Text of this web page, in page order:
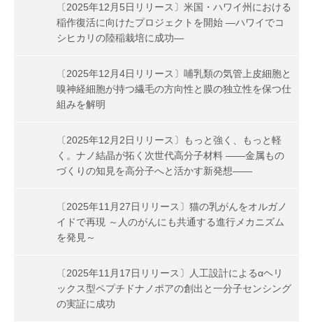
〔2025年12月5日リリース〕米国・ハワイ州における
稲作復活に向けたプロジェクトを開始 —ハワイでコ
シヒカリの陸稲栽培に成功—
〔2025年12月4日リリース〕哺乳類の気管上皮細胞と
嗅神経細胞が持つ繊毛の方向性と膜の独立性を保つ仕
組みを解明
〔2025年12月2日リリース〕もっと強く、もっと軽
く。ナノ結晶が拓く次世代高分子材料 ――金属もの
づくりの知見を高分子へと活かす新発想――
〔2025年11月27日リリース〕猫の乳がんをオルガノ
イドで再現 ～人のがんにも共通する進行メカニズム
を発見～
〔2025年11月17日リリース〕人工設計によるαヘリ
ックス型ペプチドナノポアの創出と一分子センシング
の実証に成功